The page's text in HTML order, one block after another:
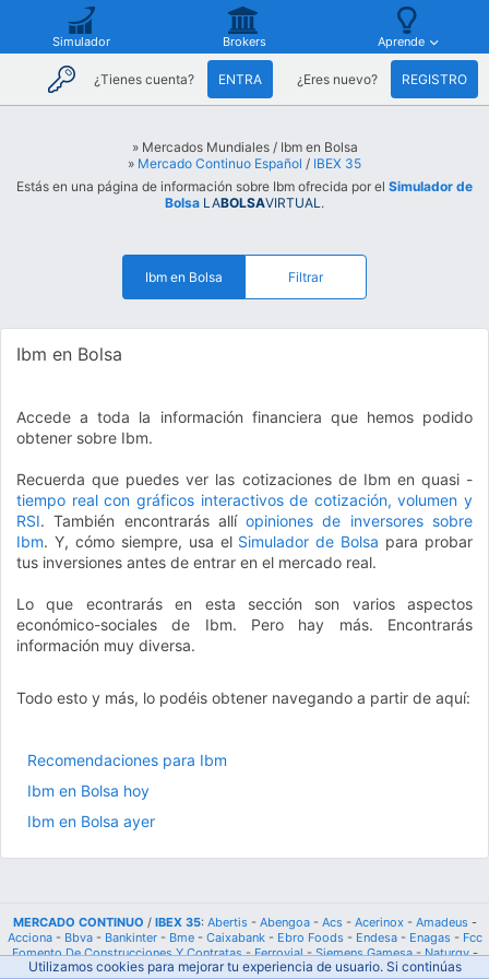
Simulador Brokers Aprende
¿Tienes cuenta? ENTRA ¿Eres nuevo? REGISTRO
» Mercados Mundiales / Ibm en Bolsa
» Mercado Continuo Español / IBEX 35
Estás en una página de información sobre Ibm ofrecida por el Simulador de
Bolsa LABOLSAVIRTUAL.
Ibm en Bolsa Filtrar
Ibm en Bolsa
Accede a toda la información financiera que hemos podido
obtener sobre Ibm.
Recuerda que puedes ver las cotizaciones de Ibm en quasi -
tiempo real con gráficos interactivos de cotización, volumen y
RSI. También encontrarás allíopiniones de inversores sobre
Ibm. Y, cómo siempre, usa el Simulador de Bolsa para probar
tus inversiones antes de entrar en el mercado real.
Lo que econtrarás en esta sección son varios aspectos
económico-sociales de Ibm. Pero hay más. Encontrarás
información muy diversa.
Todo esto y más, lo podéis obtener navegando a partir de aquí:
Recomendaciones para Ibm
Ibm en Bolsa hoy
Ibm en Bolsa ayer
MERCADO CONTINUO / IBEX 35: Abertis- Abengoa- Acs- Acerinox- Amadeus-
Acciona- Bbva- Bankinter- Bme- Caixabank- Ebro Foods- Endesa- Enagas- Fcc
Fomento De Construcciones Y Contratas-Ferrovial-Siemens Gamesa-Naturgy-
Grifols-Iberdrola-Iag Iberia-Indra-Inditex-Mapfre -Arcelor Mittal-Ohl-Banco
Utilizamos cookies para mejorar tu experiencia de usuario. Si continúas